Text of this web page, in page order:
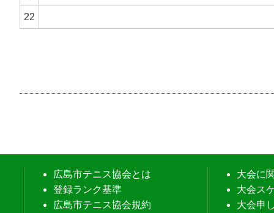
22
広島市テニス協会とは
登録ランク基準
広島市テニス協会規約
大会に
大会ス
大会申